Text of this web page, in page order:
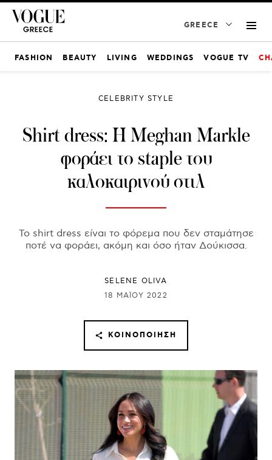
GREECE
FASHION BEAUTY LIVING WEDDINGS VOGUE TV
CELEBRITY STYLE
Shirt dress: Η Meghan Markle
φοράει το staple του
καλοκαιρινού στιλ
Το shirt dress είναι το φόρεμα που δεν σταμάτησε
ποτέ να φοράει, ακόμη και όσο ήταν Δούκισσα.
SELENE OLIVA
18 ΜΑΪ́ΟΥ 2022
ΚΟΙΝΟΠΟΊΗΣΗ